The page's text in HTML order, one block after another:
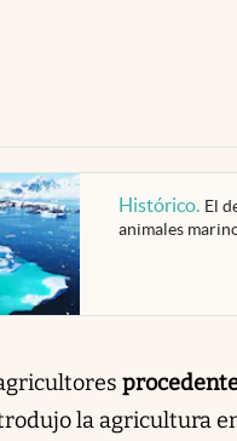
Histórico. El
animales
la agricultura